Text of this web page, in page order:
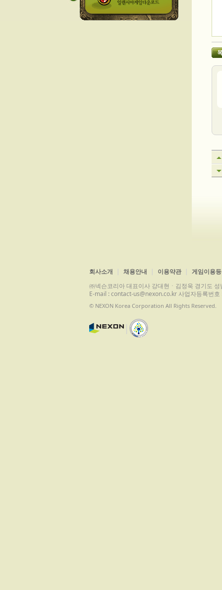
회사소개 채용안내 이용약관
게임이용
㈜넥슨코리아 대표이사 강대현ㆍ김정욱 경기도
E-mail : contact-us@nexon.co.kr 사업자등록번
© NEXON Korea Corporation All Rights Reserved.
|